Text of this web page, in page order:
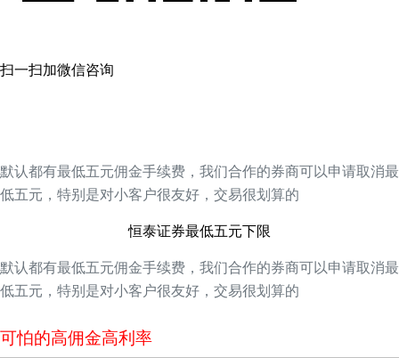
扫一扫加微信咨询
默认都有最低五元佣金手续费，我们合作的券商可以申请取消最
低五元，特别是对小客户很友好，交易很划算的
恒泰证券最低五元下限
默认都有最低五元佣金手续费，我们合作的券商可以申请取消最
低五元，特别是对小客户很友好，交易很划算的
可怕的高佣金高利率